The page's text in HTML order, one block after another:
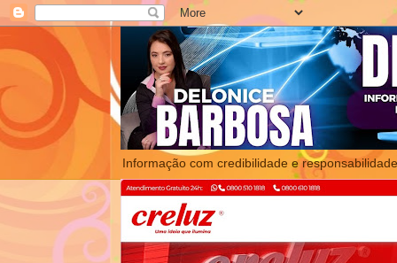
Informação com credibilidade e